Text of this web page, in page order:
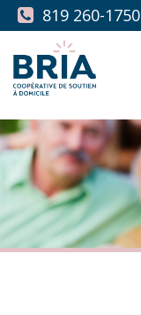
819 260-1750